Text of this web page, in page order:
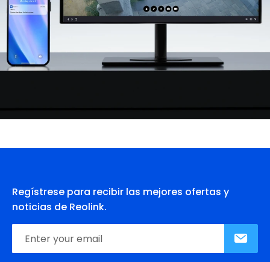
Regístrese para recibir las mejores ofertas y
noticias de Reolink.